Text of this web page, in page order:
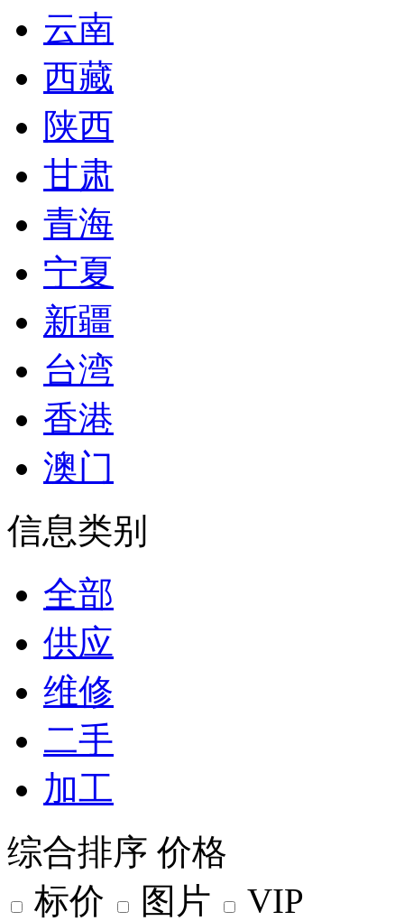
云南
西藏
陕西
甘肃
青海
宁夏
新疆
台湾
香港
澳门
信息类别
全部
供应
维修
二手
加工
综合排序 价格
标价
图片
VIP